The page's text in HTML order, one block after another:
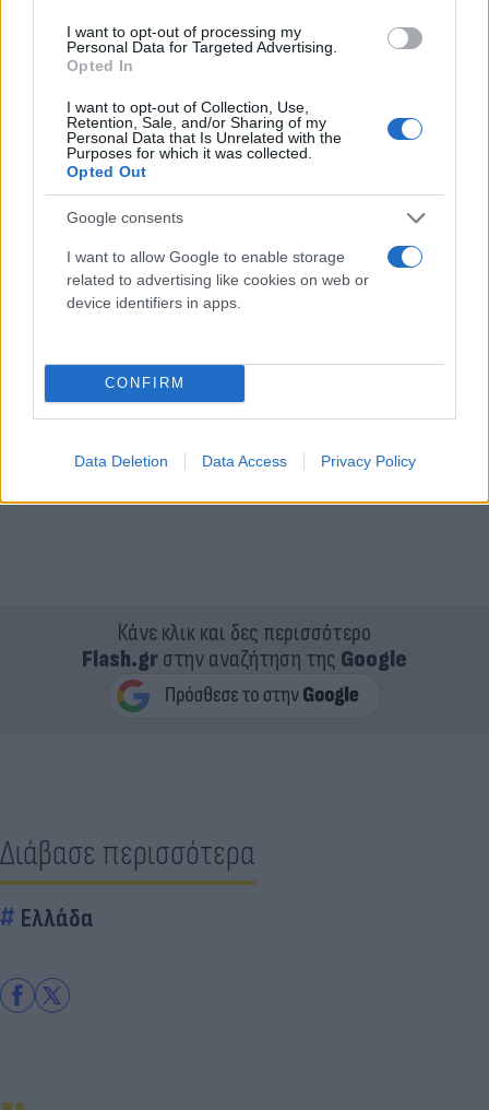
I want to opt-out of processing my
Personal Data for Targeted Advertising.
Opted In
I want to opt-out of Collection, Use,
Retention, Sale, and/or Sharing of my
Personal Data that Is Unrelated with the
Purposes for which it was collected.
Opted Out
Google consents
I want to allow Google to enable storage
related to advertising like cookies on web or
device identifiers in apps.
CONFIRM
Data Deletion Data Access Privacy Policy
Κάνε κλικ και δες περισσότερο
Flash.grστην αναζήτηση της Google
Διάβασε περισσότερα
Ελλάδα